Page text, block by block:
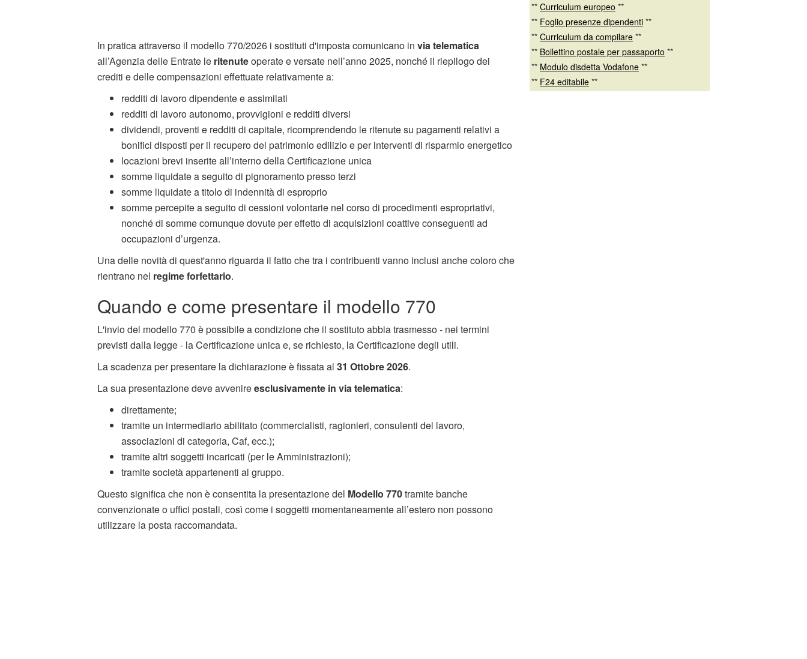
In pratica attraverso il modello 770/2026 i sostituti d'imposta comunicano in via telematica
all’Agenzia delle Entrate le ritenuteoperate e versate nell’anno 2025, nonché il riepilogo dei
crediti e delle compensazioni effettuate relativamente a:
redditi di lavoro dipendente e assimilati
redditi di lavoro autonomo, provvigioni e redditi diversi
dividendi, proventi e redditi di capitale, ricomprendendo le ritenute su pagamenti relativi a
bonifici disposti per il recupero del patrimonio edilizio e per interventi di risparmio energetico
locazioni brevi inserite all’interno della Certificazione unica
somme liquidate a seguito di pignoramento presso terzi
somme liquidate a titolo di indennità di esproprio
somme percepite a seguito di cessioni volontarie nel corso di procedimenti espropriativi,
nonché di somme comunque dovute per effetto di acquisizioni coattive conseguenti ad
occupazioni d’urgenza.
Una delle novità di quest'anno riguarda il fatto che tra i contribuenti vanno inclusi anche coloro che
rientrano nel regime forfettario.
Quando e come presentare il modello 770
L'invio del modello 770 è possibile a condizione che il sostituto abbia trasmesso - nei termini
previsti dalla legge - la Certificazione unica e, se richiesto, la Certificazione degli utili.
La scadenza per presentare la dichiarazione è fissata al 31 Ottobre 2026.
La sua presentazione deve avvenireesclusivamente in via telematica:
direttamente;
tramite un intermediario abilitato (commercialisti, ragionieri, consulenti del lavoro,
associazioni di categoria, Caf, ecc.);
tramite altri soggetti incaricati (per le Amministrazioni);
tramite società appartenenti al gruppo.
Questo significa che non è consentita la presentazione del Modello 770tramite banche
convenzionate o uffici postali, così come i soggetti momentaneamente all’estero non possono
utilizzare la posta raccomandata.
** Curriculum europeo **
** Foglio presenze dipendenti **
** Curriculum da compilare **
** Bollettino postale per passaporto **
** Modulo disdetta Vodafone **
** F24 editabile **